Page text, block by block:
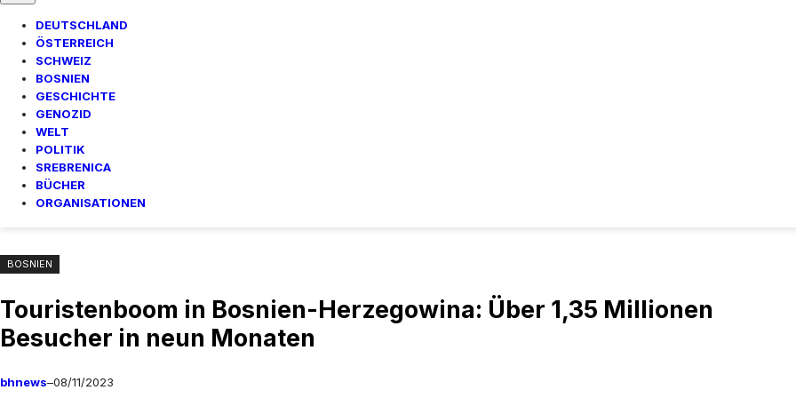
DEUTSCHLAND
ÖSTERREICH
SCHWEIZ
BOSNIEN
GESCHICHTE
GENOZID
WELT
POLITIK
SREBRENICA
BÜCHER
ORGANISATIONEN
BOSNIEN
Touristenboom in Bosnien-Herzegowina: Über 1,35 Millionen
Besucher in neun Monaten
bhnews–08/11/2023